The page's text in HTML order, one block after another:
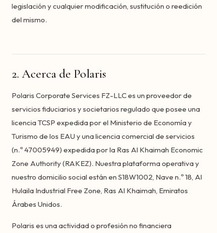
legislación y cualquier modificación, sustitución o reedición
del mismo.
2. Acerca de Polaris
Polaris Corporate Services FZ-LLC es un proveedor de
servicios fiduciarios y societarios regulado que posee una
licencia TCSP expedida por el Ministerio de Economía y
Turismo de los EAU y una licencia comercial de servicios
(n.º 47005949) expedida por la Ras Al Khaimah Economic
Zone Authority (RAKEZ). Nuestra plataforma operativa y
nuestro domicilio social están en S18W1002, Nave n.º 18, Al
Hulaila Industrial Free Zone, Ras Al Khaimah, Emiratos
Árabes Unidos.
Polaris es una actividad o profesión no financiera